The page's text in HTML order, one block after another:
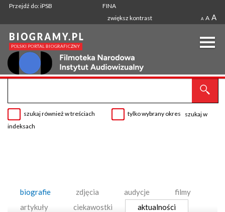
Przejdź do: iPSB
FINA
zwiększ kontrast
A A A
szukaj również w treściach tylko wybrany okres
szukaj w
indeksach
biografie zdjęcia audycje
filmy
artykuły
ciekawostki aktualności